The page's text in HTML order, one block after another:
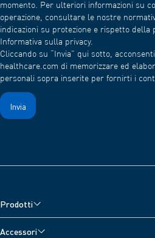
momento. Per ulteriori informazioni su
operazione, consultare le nostre
indicazioni su protezione e rispetto della
Informativa sulla privacy.
Cliccando su “Invia” qui sotto,
healthcare.com di memorizzare ed
personali sopra inserite per fornirti i
Prodotti
Accessori